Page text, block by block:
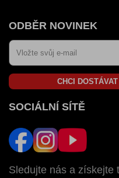
ODBĚR NOVINEK
CHCI
SOCIÁLNÍ SÍTĚ
Sledujte nás a získejte